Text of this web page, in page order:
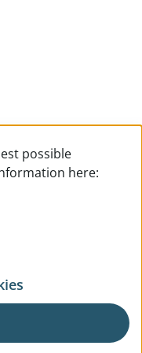
possible
here: